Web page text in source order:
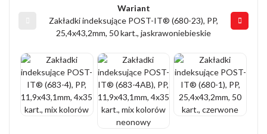
Wariant
Zakładki indeksujące POST-IT® (680-23), PP,
25,4x43,2mm, 50 kart., jaskrawoniebieskie